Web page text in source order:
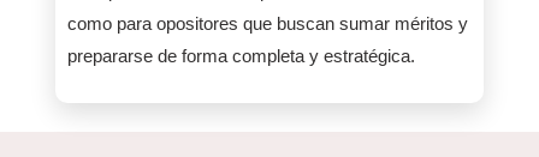
como para opositores que buscan sumar méritos y
prepararse de forma completa y estratégica.